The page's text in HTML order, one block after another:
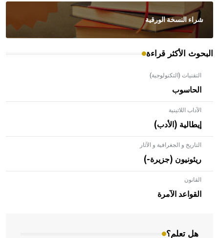
شراء النسخة الورقية
البحوث الأكثر قراءة
التقنيات (التكنولوجية)
الحاسوب
الآداب اللاتينية
إيطالية (الأدب)
التاريخ و الجغرافية و الآثار
ريئونيون (جزيرة-)
القانون
القواعد الآمرة
هل تعلم؟
- هل تعلم أن الأبلق نوع من الفنون الهندسية التي ارتبطت
بالعمارة الإسلامية في بلاد الشام ومصر خاصة، حيث يحرص
المعمار على بناء مداميكه وخاصة في الواجهات